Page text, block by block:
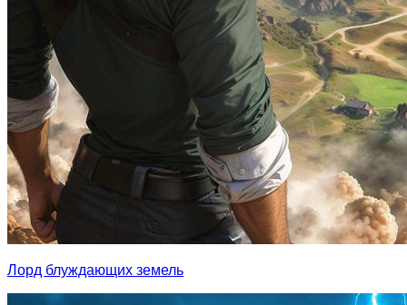
Лорд блуждающих земель